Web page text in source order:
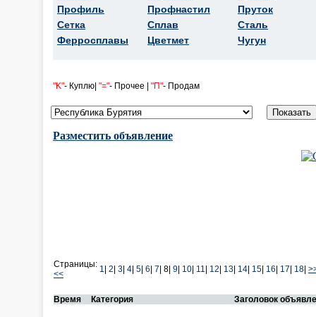
Профиль
Сетка
Ферросплавы
Профнастил
Сплав
Цветмет
Пруток
Сталь
Чугун
"K"- Куплю| "="- Прочее | "П"- Продам
Разместить объявление
Страницы:
<<
1 2 3 4 5 6 7 8| 9 10 11 12 13 14 15 16 17 18
Время Категория Заголовок